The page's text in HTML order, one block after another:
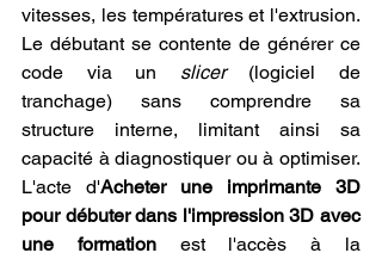
vitesses, les températures et l'extrusion.
Le débutant se contente de générer ce
code via un slicer (logiciel de
tranchage) sans comprendre sa
structure interne, limitant ainsi sa
capacité à diagnostiquer ou à optimiser.
L'acte d'Acheter une imprimante 3D
pour débuter dans l'impression 3D avec
une formation